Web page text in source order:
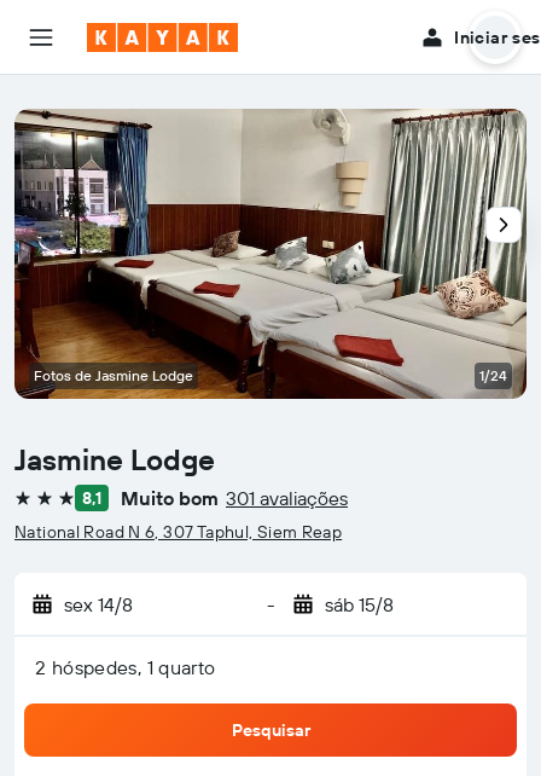
Iniciar
Jasmine Lodge
3 estrelas8,1 Muito bom 301 avaliações
National Road N 6, 307 Taphul, Siem Reap
sex 14/8 - sáb 15/8
2 hóspedes, 1 quarto
Pesquisar
Fotos de Jasmine Lodge 1/24